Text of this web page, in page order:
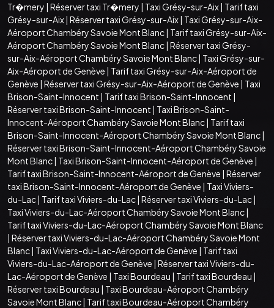
Tr�mery | Réserver taxi Tr�mery | Taxi Grésy-sur-Aix| Tarif taxi
Grésy-sur-Aix| Réserver taxi Grésy-sur-Aix| Taxi Grésy-sur-Aix-
Aéroport Chambéry Savoie Mont Blanc| Tarif taxi Grésy-sur-Aix-
Aéroport Chambéry Savoie Mont Blanc| Réserver taxi Grésy-
sur-Aix-Aéroport Chambéry Savoie Mont Blanc| Taxi Grésy-sur-
Aix-Aéroport de Genève | Tarif taxi Grésy-sur-Aix-Aéroport de
Genève | Réserver taxi Grésy-sur-Aix-Aéroport de Genève | Taxi
Brison-Saint-Innocent | Tarif taxi Brison-Saint-Innocent |
Réserver taxi Brison-Saint-Innocent | Taxi Brison-Saint-
Innocent-Aéroport Chambéry Savoie Mont Blanc| Tarif taxi
Brison-Saint-Innocent-Aéroport Chambéry Savoie Mont Blanc|
Réserver taxi Brison-Saint-Innocent-Aéroport Chambéry Savoie
Mont Blanc| Taxi Brison-Saint-Innocent-Aéroport de Genève |
Tarif taxi Brison-Saint-Innocent-Aéroport de Genève | Réserver
taxi Brison-Saint-Innocent-Aéroport de Genève | Taxi Viviers-
du-Lac| Tarif taxi Viviers-du-Lac| Réserver taxi Viviers-du-Lac|
Taxi Viviers-du-Lac-Aéroport Chambéry Savoie Mont Blanc|
Tarif taxi Viviers-du-Lac-Aéroport Chambéry Savoie Mont Blanc
| Réserver taxi Viviers-du-Lac-Aéroport Chambéry Savoie Mont
Blanc| Taxi Viviers-du-Lac-Aéroport de Genève | Tarif taxi
Viviers-du-Lac-Aéroport de Genève | Réserver taxi Viviers-du-
Lac-Aéroport de Genève | Taxi Bourdeau | Tarif taxi Bourdeau |
Réserver taxi Bourdeau | Taxi Bourdeau-Aéroport Chambéry
Savoie Mont Blanc| Tarif taxi Bourdeau-Aéroport Chambéry